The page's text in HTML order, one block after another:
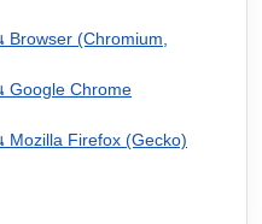
Browser (Chromium,
Google Chrome
Firefox (Gecko)